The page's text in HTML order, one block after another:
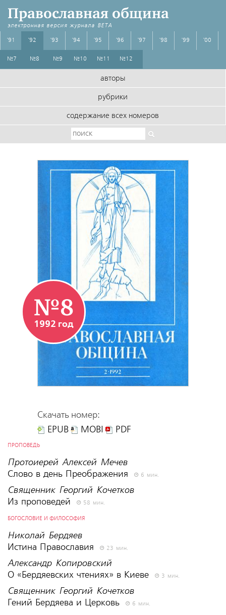
Православная община
электронная версия журнала BETA
'91 '92
№7 №8 №9 №10 №11 №12
'93 '94 '95 '96 '97 '98 '99 '00
авторы
рубрики
содержание всех номеров
№8
1992 год
Скачать номер:
EPUB
MOBI PDF
ПРОПОВЕДЬ
Протоиерей Алексей Мечев
Слово в день Преображения
6 мин.
Священник Георгий Кочетков
Из проповедей
58 мин.
БОГОСЛОВИЕ И ФИЛОСОФИЯ
Николай Бердяев
Истина Православия
23 мин.
Александр Копировский
О «Бердяевских чтениях» в Киеве
3 мин.
Священник Георгий Кочетков
Гений Бердяева и Церковь
6 мин.